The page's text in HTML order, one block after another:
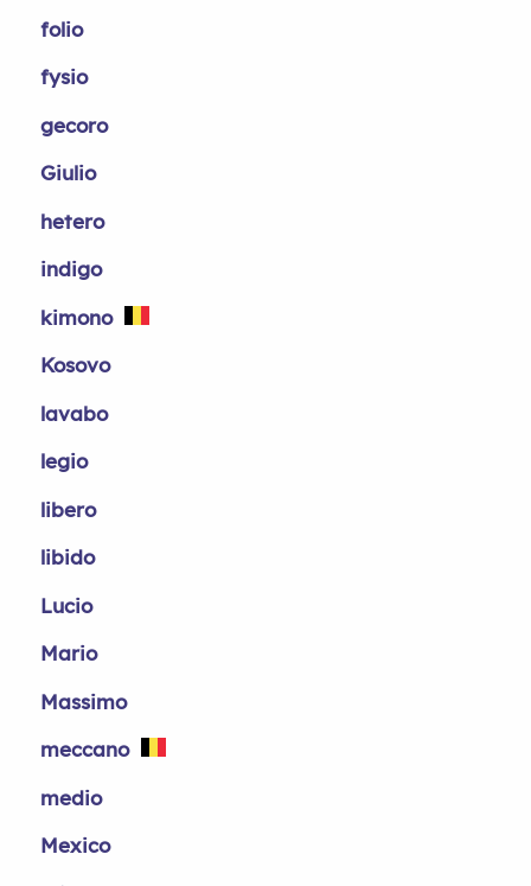
folio
fysio
gecoro
Giulio
hetero
indigo
kimono
Kosovo
lavabo
legio
libero
libido
Lucio
Mario
Massimo
meccano
medio
Mexico